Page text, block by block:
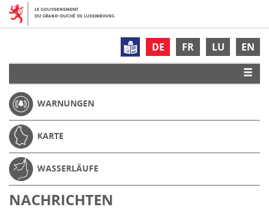
DE FR LU EN
WARNUNGEN
KARTE
WASSERLÄUFE
NACHRICHTEN